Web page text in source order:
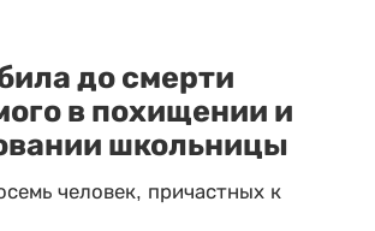
до смерти
в похищении и
школьницы
человек, причастных к